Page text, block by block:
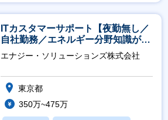
産休・育休あり
ITカスタマーサポート【夜勤無し／
自社勤務／エネルギー分野知識が身
につきます】
エナジー・ソリューションズ株式会社
東京都
350万~475万